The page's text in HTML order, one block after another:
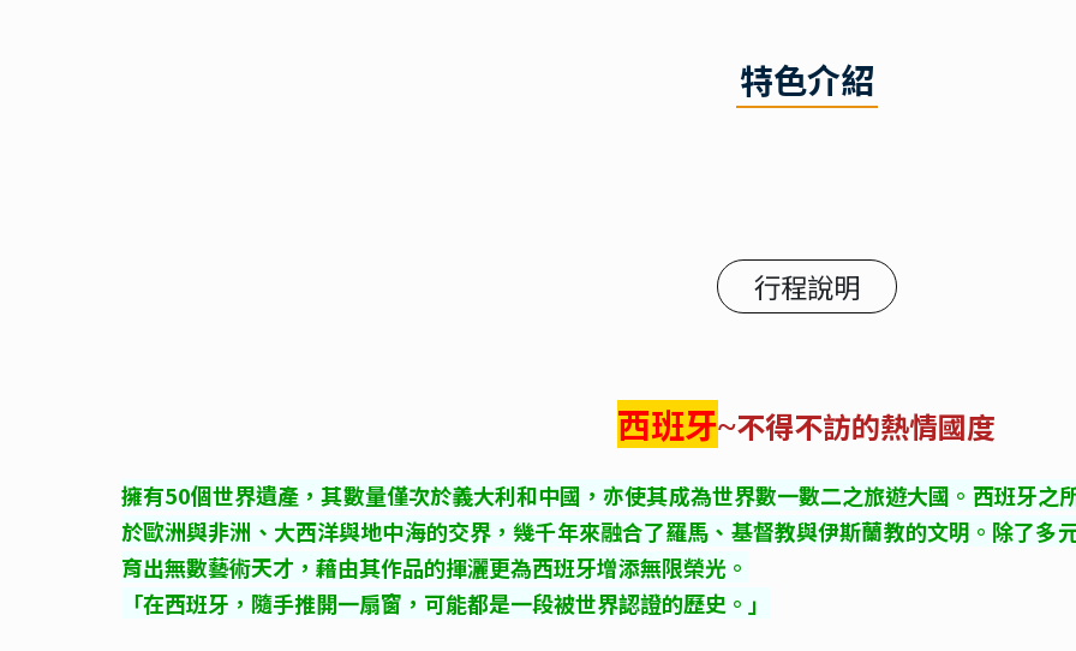
特色介紹
行程說明
西班牙~不得不訪的熱情國度
擁有50個世界遺產，其數量僅次於義大利和中國，亦使其成為世界數一數二之旅遊大國。 西班牙之
於歐洲與非洲、大西洋與地中海的交界，幾千年來融合了羅馬、基督教與伊斯蘭教的文明。除了多
育出無數藝術天才，藉由其作品的揮灑更為西班牙增添無限榮光。
「在西班牙，隨手推開一扇窗，可能都是一段被世界認證的歷史。」